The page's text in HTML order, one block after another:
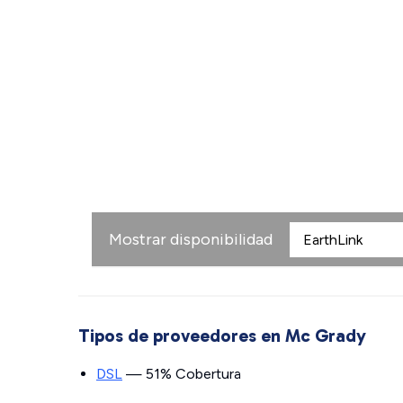
Mostrar disponibilidad
Tipos de proveedores en Mc Grady
DSL — 51% Cobertura